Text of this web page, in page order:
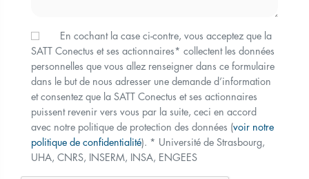
En cochant la case ci-contre, vous acceptez que la
SATT Conectus et ses actionnaires* collectent les données
personnelles que vous allez renseigner dans ce formulaire
dans le but de nous adresser une demande d’information
et consentez que la SATT Conectus et ses actionnaires
puissent revenir vers vous par la suite, ceci en accord
avec notre politique de protection des données (voir notre
politique de confidentialité). * Université de Strasbourg,
UHA, CNRS, INSERM, INSA, ENGEES